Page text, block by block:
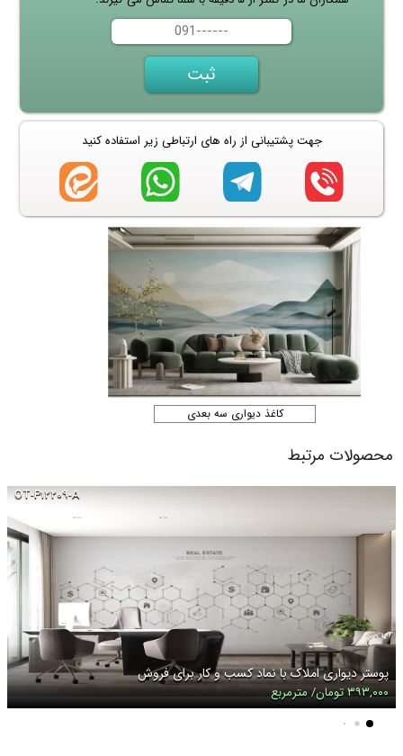
جهت پشتیبانی از راه های ارتباطی زیر استفاده کنید
کاغذ دیواری سه بعدی
محصولات مرتبط
OT-P۱۲۲۰۹-A
پوستر دیواری املاک با نماد کسب و کار برای فروش
۳۹۳,۰۰۰ تومان/ مترمربع